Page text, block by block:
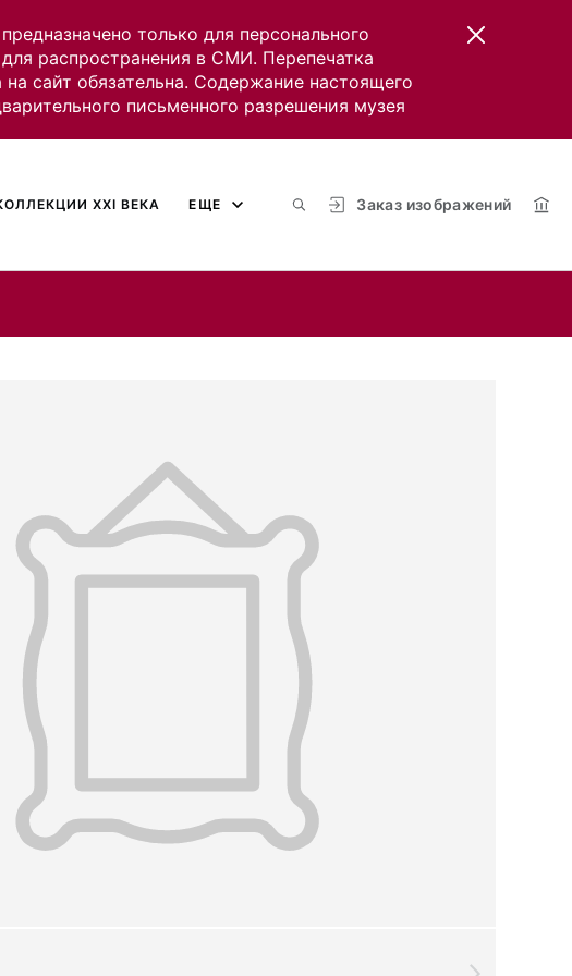
только для персонального
распространения в СМИ. Перепечатка
сайт обязательна. Содержание настоящего
письменного разрешения музея
Заказ изображений
XXI ВЕКА ЕЩЕ